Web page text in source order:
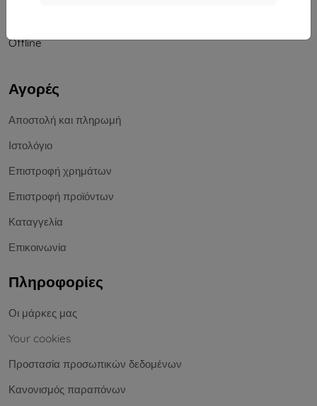
Offline
Αγορές
Αποστολή και πληρωμή
Ιστολόγιο
Επιστροφή χρημάτων
Επιστροφή προϊόντων
Καταγγελία
Επικοινωνία
Πληροφορίες
Οι μάρκες μας
Your cookies
Προστασία προσωπικών δεδομένων
Κανονισμός παραπόνων